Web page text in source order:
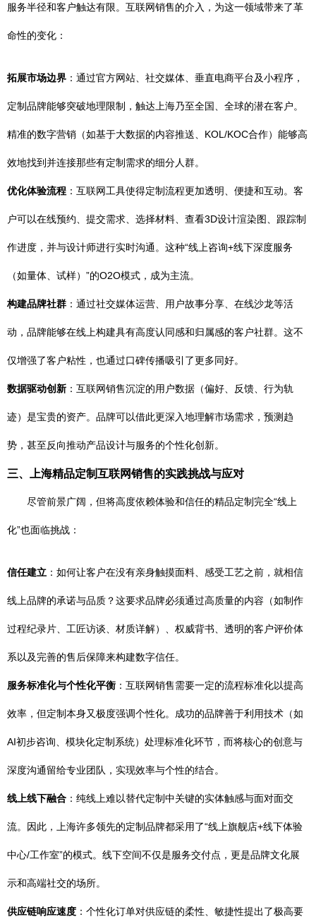
服务半径和客户触达有限。互联网销售的介入，为这一领域带来了革
命性的变化：
拓展市场边界 ：通过官方网站、社交媒体、垂直电商平台及小程序，
定制品牌能够突破地理限制，触达上海乃至全国、全球的潜在客户。
精准的数字营销（如基于大数据的内容推送、KOL/KOC合作）能够高
效地找到并连接那些有定制需求的细分人群。
优化体验流程 ：互联网工具使得定制流程更加透明、便捷和互动。客
户可以在线预约、提交需求、选择材料、查看3D设计渲染图、跟踪制
作进度，并与设计师进行实时沟通。这种“线上咨询+线下深度服务
（如量体、试样）”的O2O模式，成为主流。
构建品牌社群 ：通过社交媒体运营、用户故事分享、在线沙龙等活
动，品牌能够在线上构建具有高度认同感和归属感的客户社群。这不
仅增强了客户粘性，也通过口碑传播吸引了更多同好。
数据驱动创新 ：互联网销售沉淀的用户数据（偏好、反馈、行为轨
迹）是宝贵的资产。品牌可以借此更深入地理解市场需求，预测趋
势，甚至反向推动产品设计与服务的个性化创新。
三、上海精品定制互联网销售的实践挑战与应对
尽管前景广阔，但将高度依赖体验和信任的精品定制完全“线上
化”也面临挑战：
信任建立 ：如何让客户在没有亲身触摸面料、感受工艺之前，就相信
线上品牌的承诺与品质？这要求品牌必须通过高质量的内容（如制作
过程纪录片、工匠访谈、材质详解）、权威背书、透明的客户评价体
系以及完善的售后保障来构建数字信任。
服务标准化与个性化平衡 ：互联网销售需要一定的流程标准化以提高
效率，但定制本身又极度强调个性化。成功的品牌善于利用技术（如
AI初步咨询、模块化定制系统）处理标准化环节，而将核心的创意与
深度沟通留给专业团队，实现效率与个性的结合。
线上线下融合 ：纯线上难以替代定制中关键的实体触感与面对面交
流。因此，上海许多领先的定制品牌都采用了“线上旗舰店+线下体验
中心/工作室”的模式。线下空间不仅是服务交付点，更是品牌文化展
示和高端社交的场所。
供应链响应速度 ：个性化订单对供应链的柔性、敏捷性提出了极高要